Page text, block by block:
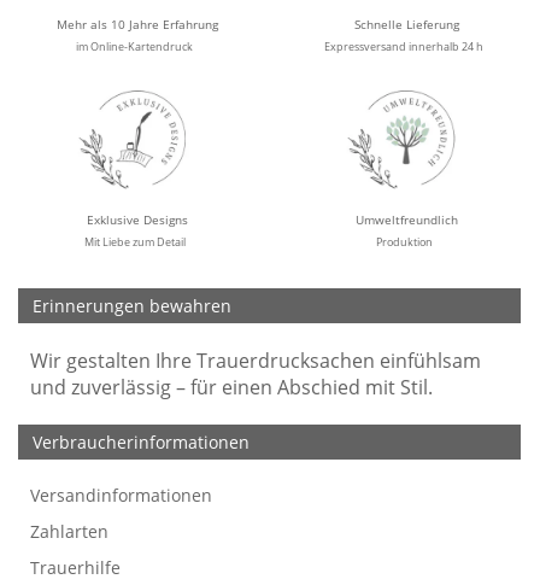
Mehr als 10 Jahre Erfahrung
im Online-Kartendruck
Schnelle Lieferung
Expressversand innerhalb 24 h
Exklusive Designs
Mit Liebe zum Detail
Umweltfreundlich
Produktion
Erinnerungen bewahren
Wir gestalten Ihre Trauerdrucksachen einfühlsam
und zuverlässig – für einen Abschied mit Stil.
Verbraucherinformationen
Versandinformationen
Zahlarten
Trauerhilfe
Werbefreie Trauerkarten
Tipps
So bestellen Sie
Preise und Muster
Texte für Trauerkarten
Texte für Kondolenzkarten